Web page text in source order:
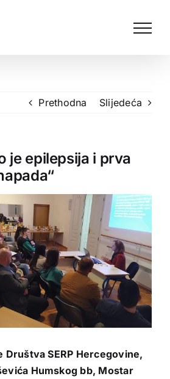
Prethodna Slijedeća
je epilepsija i prva
SERP Hercegovine,
Humskog bb, Mostar